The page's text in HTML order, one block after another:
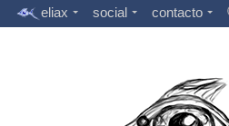
eliax social contacto